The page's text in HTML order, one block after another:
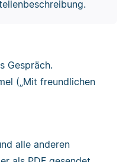
Gespräch.
(„Mit freundlichen
alle anderen